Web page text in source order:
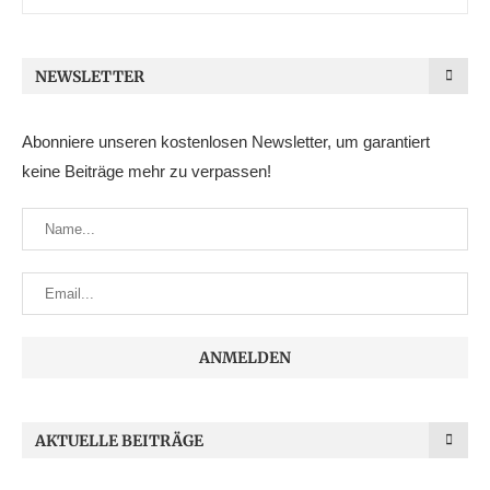
NEWSLETTER
Abonniere unseren kostenlosen Newsletter, um garantiert
keine Beiträge mehr zu verpassen!
AKTUELLE BEITRÄGE